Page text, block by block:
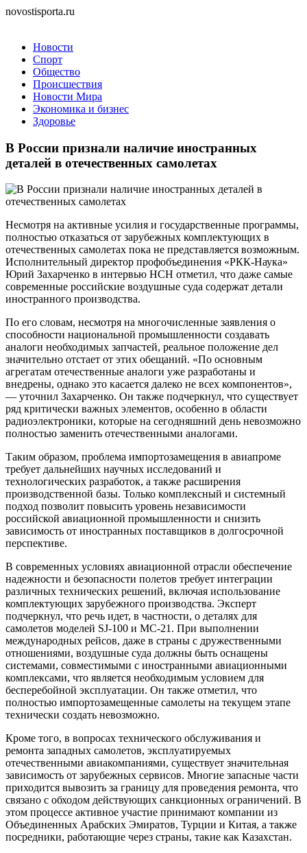
novostisporta.ru
Новости
Спорт
Общество
Происшествия
Новости Мира
Экономика и бизнес
Здоровье
В России признали наличие иностранных
деталей в отечественных самолетах
Несмотря на активные усилия и государственные программы,
полностью отказаться от зарубежных комплектующих в
отечественных самолетах пока не представляется возможным.
Исполнительный директор профобъединения «РКК-Наука»
Юрий Захарченко в интервью НСН отметил, что даже самые
современные российские воздушные суда содержат детали
иностранного производства.
По его словам, несмотря на многочисленные заявления о
способности национальной промышленности создавать
аналоги необходимых запчастей, реальное положение дел
значительно отстает от этих обещаний. «По основным
агрегатам отечественные аналоги уже разработаны и
внедрены, однако это касается далеко не всех компонентов»,
— уточнил Захарченко. Он также подчеркнул, что существует
ряд критически важных элементов, особенно в области
радиоэлектроники, которые на сегодняшний день невозможно
полностью заменить отечественными аналогами.
Таким образом, проблема импортозамещения в авиапроме
требует дальнейших научных исследований и
технологических разработок, а также расширения
производственной базы. Только комплексный и системный
подход позволит повысить уровень независимости
российской авиационной промышленности и снизить
зависимость от иностранных поставщиков в долгосрочной
перспективе.
В современных условиях авиационной отрасли обеспечение
надежности и безопасности полетов требует интеграции
различных технических решений, включая использование
комплектующих зарубежного производства. Эксперт
подчеркнул, что речь идет, в частности, о деталях для
самолетов моделей SJ-100 и МС-21. При выполнении
международных рейсов, даже в страны с дружественными
отношениями, воздушные суда должны быть оснащены
системами, совместимыми с иностранными авиационными
комплексами, что является необходимым условием для
бесперебойной эксплуатации. Он также отметил, что
полностью импортозамещенные самолеты на текущем этапе
технически создать невозможно.
Кроме того, в вопросах технического обслуживания и
ремонта западных самолетов, эксплуатируемых
отечественными авиакомпаниями, существует значительная
зависимость от зарубежных сервисов. Многие запасные части
приходится вывозить за границу для проведения ремонта, что
связано с обходом действующих санкционных ограничений. В
этом процессе активное участие принимают компании из
Объединенных Арабских Эмиратов, Турции и Китая, а также
посредники, работающие через страны, такие как Казахстан.